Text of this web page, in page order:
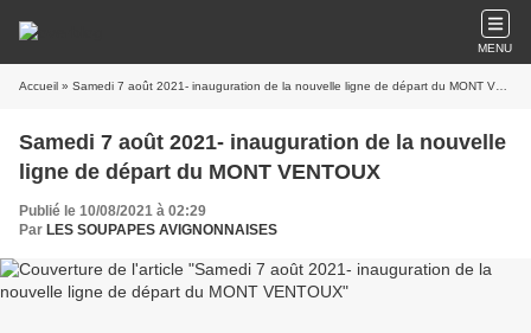
MENU
Accueil » Samedi 7 août 2021- inauguration de la nouvelle ligne de départ du MONT VENTOUX
Samedi 7 août 2021- inauguration de la nouvelle
ligne de départ du MONT VENTOUX
Publié le 10/08/2021 à 02:29
Par LES SOUPAPES AVIGNONNAISES